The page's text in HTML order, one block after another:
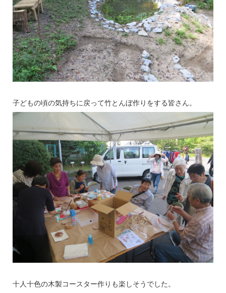
子どもの頃の気持ちに戻って竹とんぼ作りをする皆さん。
十人十色の木製コースター作りも楽しそうでした。